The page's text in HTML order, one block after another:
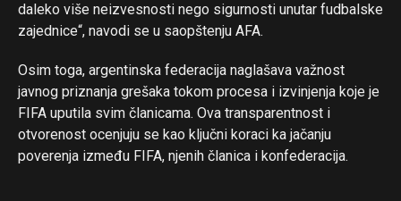
daleko više neizvesnosti nego sigurnosti unutar fudbalske
zajednice“, navodi se u saopštenju AFA.
Osim toga, argentinska federacija naglašava važnost
javnog priznanja grešaka tokom procesa i izvinjenja koje je
FIFA uputila svim članicama. Ova transparentnost i
otvorenost ocenjuju se kao ključni koraci ka jačanju
poverenja između FIFA, njenih članica i konfederacija.